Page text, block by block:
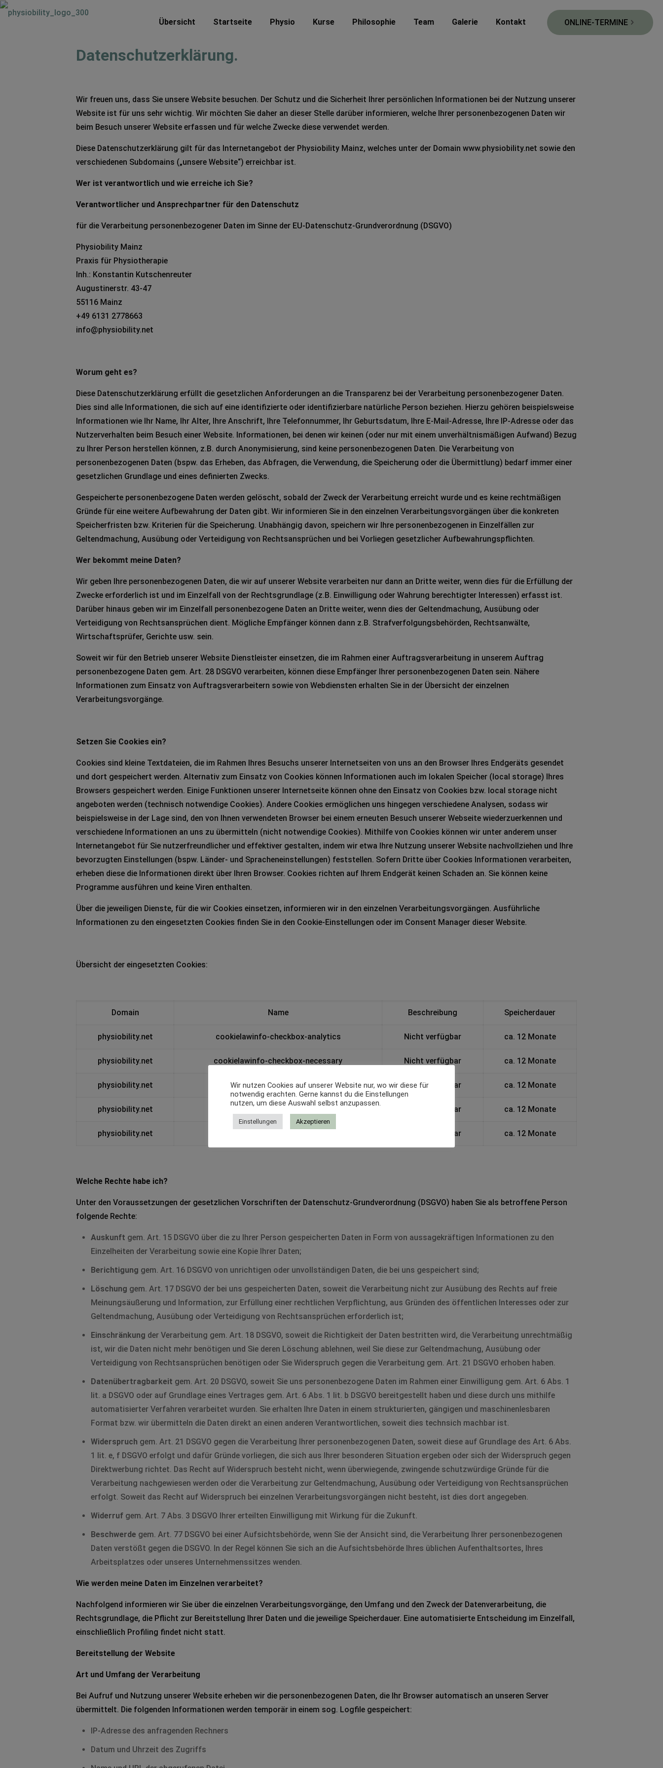
Übersicht Startseite Physio Kurse Philosophie Team Galerie Kontakt ONLINE-TERMINE
Datenschutzerklärung.
Wir freuen uns, dass Sie unsere Website besuchen. Der Schutz und die Sicherheit Ihrer persönlichen Informationen bei der Nutzung unserer
Website ist für uns sehr wichtig. Wir möchten Sie daher an dieser Stelle darüber informieren, welche Ihrer personenbezogenen Daten wir
beim Besuch unserer Website erfassen und für welche Zwecke diese verwendet werden.
Diese Datenschutzerklärung gilt für das Internetangebot der Physiobility Mainz, welches unter der Domain www.physiobility.net sowie den
verschiedenen Subdomains („unsere Website“) erreichbar ist.
Wer ist verantwortlich und wie erreiche ich Sie?
Verantwortlicher und Ansprechpartner für den Datenschutz
für die Verarbeitung personenbezogener Daten im Sinne der EU-Datenschutz-Grundverordnung (DSGVO)
Physiobility Mainz
Praxis für Physiotherapie
Inh.: Konstantin Kutschenreuter
Augustinerstr. 43-47
55116 Mainz
+49 6131 2778663
info@physiobility.net
Worum geht es?
Diese Datenschutzerklärung erfüllt die gesetzlichen Anforderungen an die Transparenz bei der Verarbeitung personenbezogener Daten.
Dies sind alle Informationen, die sich auf eine identifizierte oder identifizierbare natürliche Person beziehen. Hierzu gehören beispielsweise
Informationen wie Ihr Name, Ihr Alter, Ihre Anschrift, Ihre Telefonnummer, Ihr Geburtsdatum, Ihre E-Mail-Adresse, Ihre IP-Adresse oder das
Nutzerverhalten beim Besuch einer Website. Informationen, bei denen wir keinen (oder nur mit einem unverhältnismäßigen Aufwand) Bezug
zu Ihrer Person herstellen können, z.B. durch Anonymisierung, sind keine personenbezogenen Daten. Die Verarbeitung von
personenbezogenen Daten (bspw. das Erheben, das Abfragen, die Verwendung, die Speicherung oder die Übermittlung) bedarf immer einer
gesetzlichen Grundlage und eines definierten Zwecks.
Gespeicherte personenbezogene Daten werden gelöscht, sobald der Zweck der Verarbeitung erreicht wurde und es keine rechtmäßigen
Gründe für eine weitere Aufbewahrung der Daten gibt. Wir informieren Sie in den einzelnen Verarbeitungsvorgängen über die konkreten
Speicherfristen bzw. Kriterien für die Speicherung. Unabhängig davon, speichern wir Ihre personenbezogenen in Einzelfällen zur
Geltendmachung, Ausübung oder Verteidigung von Rechtsansprüchen und bei Vorliegen gesetzlicher Aufbewahrungspflichten.
Wer bekommt meine Daten?
Wir geben Ihre personenbezogenen Daten, die wir auf unserer Website verarbeiten nur dann an Dritte weiter, wenn dies für die Erfüllung der
Zwecke erforderlich ist und im Einzelfall von der Rechtsgrundlage (z.B. Einwilligung oder Wahrung berechtigter Interessen) erfasst ist.
Darüber hinaus geben wir im Einzelfall personenbezogene Daten an Dritte weiter, wenn dies der Geltendmachung, Ausübung oder
Verteidigung von Rechtsansprüchen dient. Mögliche Empfänger können dann z.B. Strafverfolgungsbehörden, Rechtsanwälte,
Wirtschaftsprüfer, Gerichte usw. sein.
Soweit wir für den Betrieb unserer Website Dienstleister einsetzen, die im Rahmen einer Auftragsverarbeitung in unserem Auftrag
personenbezogene Daten gem. Art. 28 DSGVO verarbeiten, können diese Empfänger Ihrer personenbezogenen Daten sein. Nähere
Informationen zum Einsatz von Auftragsverarbeitern sowie von Webdiensten erhalten Sie in der Übersicht der einzelnen
Verarbeitungsvorgänge.
Setzen Sie Cookies ein?
Cookies sind kleine Textdateien, die im Rahmen Ihres Besuchs unserer Internetseiten von uns an den Browser Ihres Endgeräts gesendet
und dort gespeichert werden. Alternativ zum Einsatz von Cookies können Informationen auch im lokalen Speicher (local storage) Ihres
Browsers gespeichert werden. Einige Funktionen unserer Internetseite können ohne den Einsatz von Cookies bzw. local storage nicht
angeboten werden (technisch notwendige Cookies). Andere Cookies ermöglichen uns hingegen verschiedene Analysen, sodass wir
beispielsweise in der Lage sind, den von Ihnen verwendeten Browser bei einem erneuten Besuch unserer Webseite wiederzuerkennen und
verschiedene Informationen an uns zu übermitteln (nicht notwendige Cookies). Mithilfe von Cookies können wir unter anderem unser
Internetangebot für Sie nutzerfreundlicher und effektiver gestalten, indem wir etwa Ihre Nutzung unserer Website nachvollziehen und Ihre
bevorzugten Einstellungen (bspw. Länder- und Spracheneinstellungen) feststellen. Sofern Dritte über Cookies Informationen verarbeiten,
erheben diese die Informationen direkt über Ihren Browser. Cookies richten auf Ihrem Endgerät keinen Schaden an. Sie können keine
Programme ausführen und keine Viren enthalten.
Über die jeweiligen Dienste, für die wir Cookies einsetzen, informieren wir in den einzelnen Verarbeitungsvorgängen. Ausführliche
Informationen zu den eingesetzten Cookies finden Sie in den Cookie-Einstellungen oder im Consent Manager dieser Website.
Übersicht der eingesetzten Cookies:
Domain Name Beschreibung Speicherdauer
physiobility.net cookielawinfo-checkbox-analytics Nicht verfügbar ca. 12 Monate
physiobility.net cookielawinfo-checkbox-necessary Nicht verfügbar ca. 12 Monate
physiobility.net cookielawinfo-checkbox-others Nicht verfügbar ca. 12 Monate
physiobility.net CookieLawInfoConsent Nicht verfügbar ca. 12 Monate
physiobility.net Nicht verfügbar ca. 12 Monate
Welche Rechte habe ich?
Unter den Voraussetzungen der gesetzlichen Vorschriften der Datenschutz-Grundverordnung (DSGVO) haben Sie als betroffene Person
folgende Rechte:
Auskunft gem. Art. 15 DSGVO über die zu Ihrer Person gespeicherten Daten in Form von aussagekräftigen Informationen zu den
Einzelheiten der Verarbeitung sowie eine Kopie Ihrer Daten;
Berichtigung gem. Art. 16 DSGVO von unrichtigen oder unvollständigen Daten, die bei uns gespeichert sind;
Löschung gem. Art. 17 DSGVO der bei uns gespeicherten Daten, soweit die Verarbeitung nicht zur Ausübung des Rechts auf freie
Meinungsäußerung und Information, zur Erfüllung einer rechtlichen Verpflichtung, aus Gründen des öffentlichen Interesses oder zur
Geltendmachung, Ausübung oder Verteidigung von Rechtsansprüchen erforderlich ist;
Einschränkung der Verarbeitung gem. Art. 18 DSGVO, soweit die Richtigkeit der Daten bestritten wird, die Verarbeitung unrechtmäßig
ist, wir die Daten nicht mehr benötigen und Sie deren Löschung ablehnen, weil Sie diese zur Geltendmachung, Ausübung oder
Verteidigung von Rechtsansprüchen benötigen oder Sie Widerspruch gegen die Verarbeitung gem. Art. 21 DSGVO erhoben haben.
Datenübertragbarkeit gem. Art. 20 DSGVO, soweit Sie uns personenbezogene Daten im Rahmen einer Einwilligung gem. Art. 6 Abs. 1
lit. a DSGVO oder auf Grundlage eines Vertrages gem. Art. 6 Abs. 1 lit. b DSGVO bereitgestellt haben und diese durch uns mithilfe
automatisierter Verfahren verarbeitet wurden. Sie erhalten Ihre Daten in einem strukturierten, gängigen und maschinenlesbaren
Format bzw. wir übermitteln die Daten direkt an einen anderen Verantwortlichen, soweit dies technsich machbar ist.
Widerspruch gem. Art. 21 DSGVO gegen die Verarbeitung Ihrer personenbezogenen Daten, soweit diese auf Grundlage des Art. 6 Abs.
1 lit. e, f DSGVO erfolgt und dafür Gründe vorliegen, die sich aus Ihrer besonderen Situation ergeben oder sich der Widerspruch gegen
Direktwerbung richtet. Das Recht auf Widerspruch besteht nicht, wenn überwiegende, zwingende schutzwürdige Gründe für die
Verarbeitung nachgewiesen werden oder die Verarbeitung zur Geltendmachung, Ausübung oder Verteidigung von Rechtsansprüchen
erfolgt. Soweit das Recht auf Widerspruch bei einzelnen Verarbeitungsvorgängen nicht besteht, ist dies dort angegeben.
Widerruf gem. Art. 7 Abs. 3 DSGVO Ihrer erteilten Einwilligung mit Wirkung für die Zukunft.
Beschwerde gem. Art. 77 DSGVO bei einer Aufsichtsbehörde, wenn Sie der Ansicht sind, die Verarbeitung Ihrer personenbezogenen
Daten verstößt gegen die DSGVO. In der Regel können Sie sich an die Aufsichtsbehörde Ihres üblichen Aufenthaltsortes, Ihres
Arbeitsplatzes oder unseres Unternehmenssitzes wenden.
Wie werden meine Daten im Einzelnen verarbeitet?
Nachfolgend informieren wir Sie über die einzelnen Verarbeitungsvorgänge, den Umfang und den Zweck der Datenverarbeitung, die
Rechtsgrundlage, die Pflicht zur Bereitstellung Ihrer Daten und die jeweilige Speicherdauer. Eine automatisierte Entscheidung im Einzelfall,
einschließlich Profiling findet nicht statt.
Bereitstellung der Website
Art und Umfang der Verarbeitung
Bei Aufruf und Nutzung unserer Website erheben wir die personenbezogenen Daten, die Ihr Browser automatisch an unseren Server
übermittelt. Die folgenden Informationen werden temporär in einem sog. Logfile gespeichert:
IP-Adresse des anfragenden Rechners
Datum und Uhrzeit des Zugriffs
Wir nutzen Cookies auf unserer Website nur, wo wir diese für
notwendig erachten. Gerne kannst du die Einstellungen
nutzen, um diese Auswahl selbst anzupassen.
Einstellungen Akzeptieren